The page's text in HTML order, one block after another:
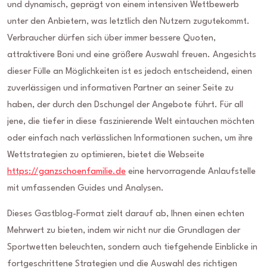
und dynamisch, geprägt von einem intensiven Wettbewerb
unter den Anbietern, was letztlich den Nutzern zugutekommt.
Verbraucher dürfen sich über immer bessere Quoten,
attraktivere Boni und eine größere Auswahl freuen. Angesichts
dieser Fülle an Möglichkeiten ist es jedoch entscheidend, einen
zuverlässigen und informativen Partner an seiner Seite zu
haben, der durch den Dschungel der Angebote führt. Für all
jene, die tiefer in diese faszinierende Welt eintauchen möchten
oder einfach nach verlässlichen Informationen suchen, um ihre
Wettstrategien zu optimieren, bietet die Webseite
https://ganzschoenfamilie.de eine hervorragende Anlaufstelle
mit umfassenden Guides und Analysen.
Dieses Gastblog-Format zielt darauf ab, Ihnen einen echten
Mehrwert zu bieten, indem wir nicht nur die Grundlagen der
Sportwetten beleuchten, sondern auch tiefgehende Einblicke in
fortgeschrittene Strategien und die Auswahl des richtigen